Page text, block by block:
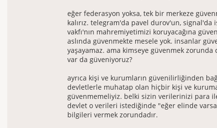
eğer federasyon yoksa, tek bir merkeze
kalırız. telegram'da pavel durov'un, signal'da
vakfı'nın mahremiyetimizi koruyacağına
aslında güvenmekte mesele yok. insanlar
yaşayamaz. ama kimseye güvenmek zorunda
var da güveniyoruz?
ayrıca kişi ve kurumların güvenilirliğinden
devletlerle muhatap olan hiçbir kişi ve
güvenmemeliyiz. belki sizin verilerinizi para
devlet o verileri istediğinde "eğer elinde
bilgileri vermek zorundadır.